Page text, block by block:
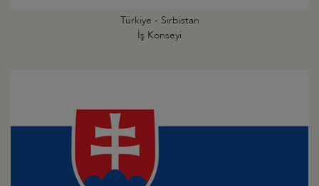
Türkiye - Sırbistan
İş Konseyi